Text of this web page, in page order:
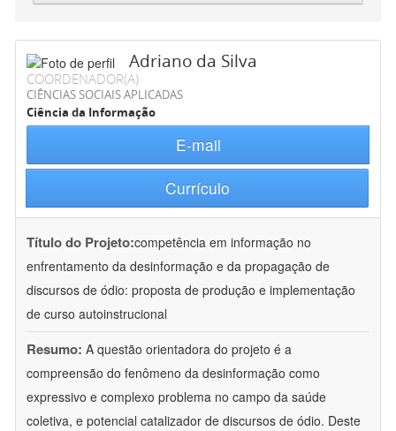
Adriano da Silva
COORDENADOR(A)
CIÊNCIAS SOCIAIS APLICADAS
Ciência da Informação
E-mail
Currículo
Título do Projeto:competência em informação no
enfrentamento da desinformação e da propagação de
discursos de ódio: proposta de produção e implementação
de curso autoinstrucional
Resumo: A questão orientadora do projeto é a
compreensão do fenômeno da desinformação como
expressivo e complexo problema no campo da saúde
coletiva, e potencial catalizador de discursos de ódio. Deste